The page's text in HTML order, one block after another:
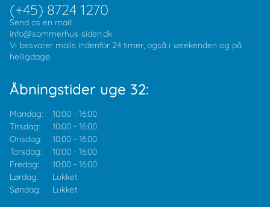
(+45) 8724 1270
Send os en mail:
info@sommerhus-siden.dk
Vi besvarer mails indenfor 24 timer, også i weekenden og på
helligdage.
Åbningstider uge 32:
Mandag: 10:00 - 16:00
Tirsdag:
10:00 - 16:00
Onsdag:
10:00 - 16:00
Torsdag:
10:00 - 16:00
Fredag:
10:00 - 16:00
Lørdag:
Lukket
Søndag:
Lukket